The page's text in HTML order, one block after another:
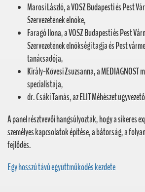
Marosi László, a VOSZ Budapesti és Pest
Szervezetének elnöke,
Faragó Ilona, a VOSZ Budapesti és Pest
Szervezetének elnökségi tagja és Pest
tanácsadója,
Király-Kövesi Zsuzsanna, a MEDIAGNOST
specialistája,
dr. Csáki Tamás, az ELIT Méhészet
A panel résztvevői hangsúlyozták, hogy a sikeres
személyes kapcsolatok építése, a bátorság, a
fejlődés.
Egy hosszú távú együttműködés kezdete